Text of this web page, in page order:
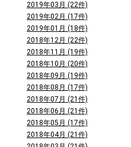
2019年03月 (22件)
2019年02月 (17件)
2019年01月 (18件)
2018年12月 (22件)
2018年11月 (19件)
2018年10月 (20件)
2018年09月 (19件)
2018年08月 (17件)
2018年07月 (21件)
2018年06月 (21件)
2018年05月 (17件)
2018年04月 (21件)